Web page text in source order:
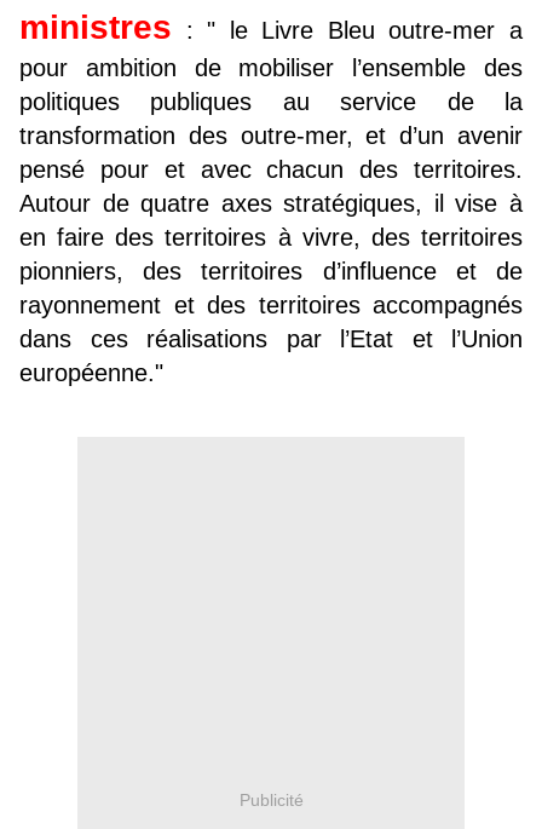
ministres : " le Livre Bleu outre-mer a
pour ambition de mobiliser l’ensemble des
politiques publiques au service de la
transformation des outre-mer, et d’un avenir
pensé pour et avec chacun des territoires.
Autour de quatre axes stratégiques, il vise à
en faire des territoires à vivre, des territoires
pionniers, des territoires d’influence et de
rayonnement et des territoires accompagnés
dans ces réalisations par l’Etat et l’Union
européenne."
Publicité